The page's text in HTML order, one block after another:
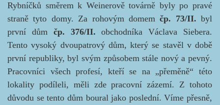
Rybníčků směrem k Weinerově továrně byly po pravé
straně tyto domy. Za rohovým domemčp. 73/II. byl
první dům čp. 376/II. obchodníka Václava Siebera.
Tento vysoký dvoupatrový dům, který se stavěl v době
první republiky, byl svým způsobem stále nový a pevný.
Pracovníci všech profesí, kteří se na „přeměně“ této
lokality podíleli, měli zde pracovní zázemí. Z tohoto
důvodu se tento dům boural jako poslední. Víme přesně,